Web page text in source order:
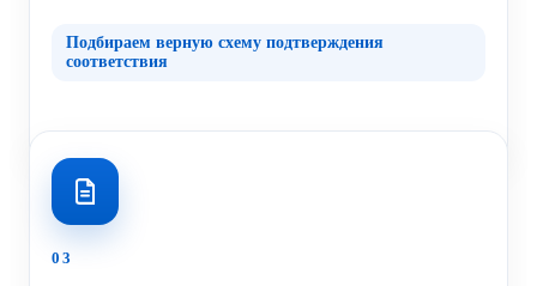
Подбираем верную схему подтверждения
соответствия
03